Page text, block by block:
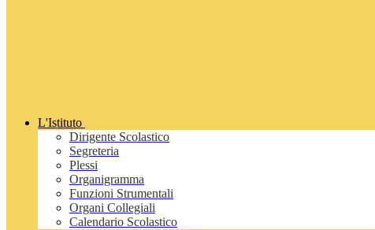
L'Istituto
Dirigente Scolastico
Segreteria
Plessi
Organigramma
Funzioni Strumentali
Organi Collegiali
Calendario Scolastico